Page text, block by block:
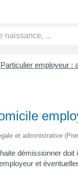
Particulier employeur :
et administrative
démissionner
et